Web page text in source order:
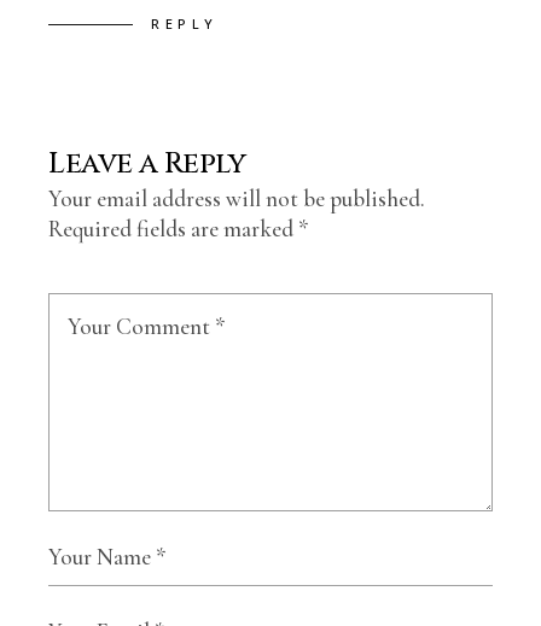
REPLY
Leave a Reply
Your email address will not be published.
Required fields are marked *